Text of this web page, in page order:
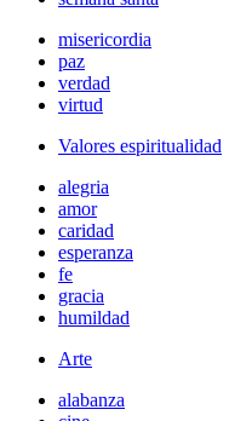
misericordia
paz
verdad
virtud
Valores espiritualidad
alegria
amor
caridad
esperanza
fe
gracia
humildad
Arte
alabanza